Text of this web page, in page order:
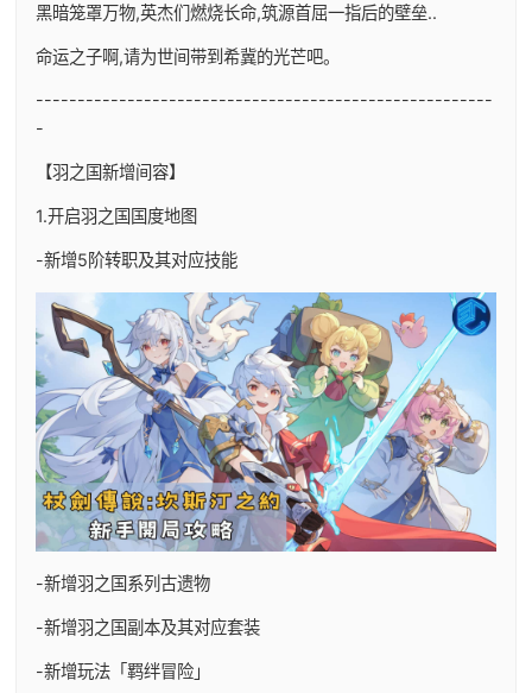
黑暗笼罩万物,英杰们燃烧长命,筑源首屈一指后的壁垒..
命运之子啊,请为世间带到希冀的光芒吧。
-------------------------------------------------------
-
【羽之国新增间容】
1.开启羽之国国度地图
-新增5阶转职及其对应技能
-新增羽之国系列古遗物
-新增羽之国副本及其对应套装
-新增玩法「羁绊冒险」